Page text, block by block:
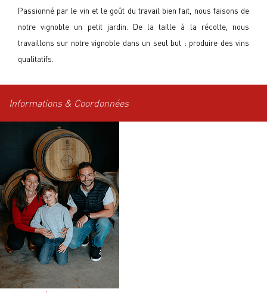
Passionné par le vin et le goût du travail bien fait, nous faisons de
notre vignoble un petit jardin. De la taille à la récolte, nous
travaillons sur notre vignoble dans un seul but : produire des vins
qualitatifs.
Informations & Coordonnées